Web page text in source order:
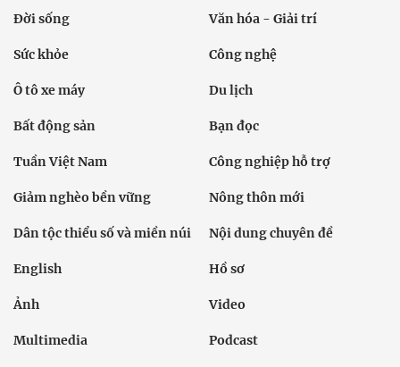
Đời sống Văn hóa - Giải trí
Sức khỏe Công nghệ
Ô tô xe máy Du lịch
Bất động sản Bạn đọc
Tuần Việt Nam Công nghiệp hỗ trợ
Giảm nghèo bền vững Nông thôn mới
Dân tộc thiểu số và miền núi Nội dung chuyên đề
English Hồ sơ
Ảnh Video
Multimedia Podcast